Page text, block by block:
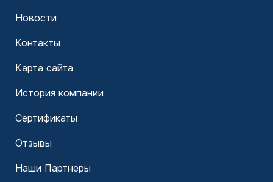
Новости
Контакты
Карта сайта
История компании
Сертификаты
Отзывы
Наши Партнеры